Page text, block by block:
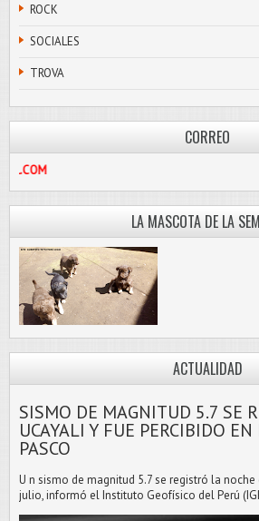
ROCK
SOCIALES
TROVA
CORREO
LA MASCOTA DE LA
ACTUALIDAD
SISMO DE MAGNITUD 5.7 SE
UCAYALI Y FUE PERCIBIDO
PASCO
U n sismo de magnitud 5.7 se registró la noche
julio, informó el Instituto Geofísico del Perú